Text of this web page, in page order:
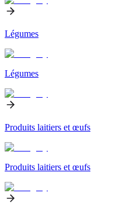
Légumes
Légumes
Produits laitiers et œufs
Produits laitiers et œufs